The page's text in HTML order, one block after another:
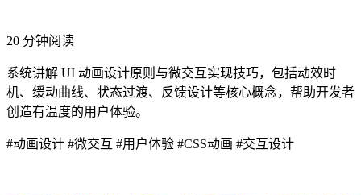
20 分钟阅读
系统讲解 UI 动画设计原则与微交互实现技巧，包括动效时
机、缓动曲线、状态过渡、反馈设计等核心概念，帮助开发者
创造有温度的用户体验。
#动画设计 #微交互 #用户体验 #CSS动画 #交互设计